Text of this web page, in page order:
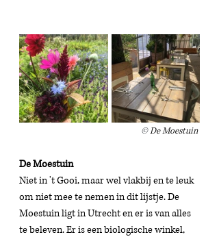
© De Moestuin
De Moestuin
Niet in 't Gooi, maar wel vlakbij en te leuk
om niet mee te nemen in dit lijstje. De
Moestuin ligt in Utrecht en er is van alles
te beleven. Er is een biologische winkel,